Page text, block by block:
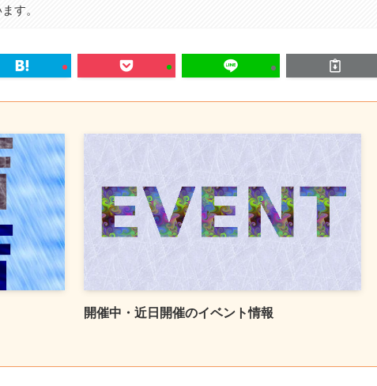
す。
開催中・近日開催のイベント情報